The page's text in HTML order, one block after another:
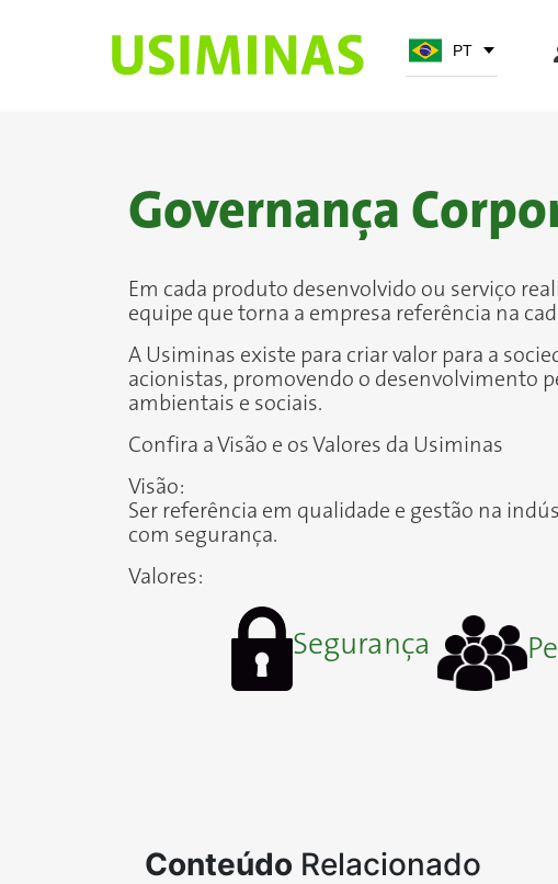
PT
Governança
Em cada produto desenvolvido ou serviço
equipe que torna a empresa referência na
A Usiminas existe para criar valor para a
acionistas, promovendo o desenvolvimento
ambientais e sociais.
Confira a Visão e os Valores da Usiminas
Visão:
Ser referência em qualidade e gestão na
com segurança.
Valores:
Segurança
Conteúdo Relacionado